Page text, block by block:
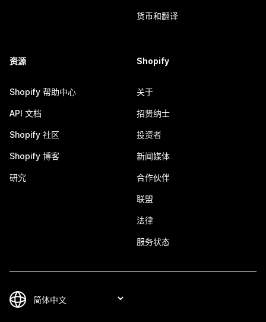
货币和翻译
资源
Shopify 帮助中心
API 文档
Shopify 社区
Shopify 博客
研究
Shopify
关于
招贤纳士
投资者
新闻媒体
合作伙伴
联盟
法律
服务状态